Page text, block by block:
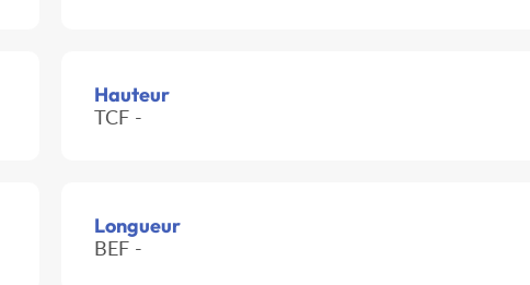
Hauteur
TCF -
Longueur
BEF -